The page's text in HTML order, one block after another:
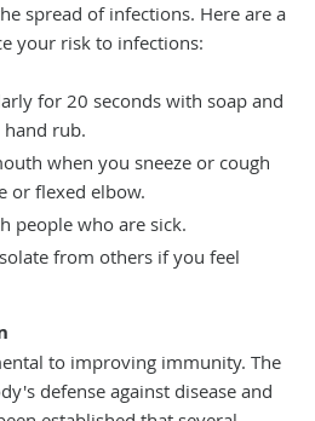
spread of infections. Here are a
your risk to infections:
for 20 seconds with soap and
rub.
when you sneeze or cough
or flexed elbow.
people who are sick.
from others if you feel
to improving immunity. The
defense against disease and